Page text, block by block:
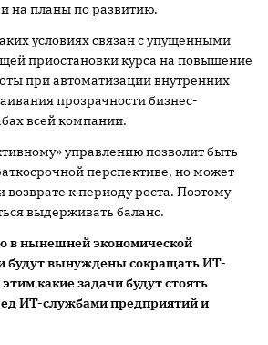
на планы по развитию.
условиях связан с упущенными
приостановки курса на повышение
при автоматизации внутренних
прозрачности бизнес-
всей компании.
управлению позволит быть
перспективе, но может
возврате к периоду роста. Поэтому
выдерживать баланс.
в нынешней экономической
будут вынуждены сокращать ИТ-
какие задачи будут стоять
ИТ-службами предприятий и